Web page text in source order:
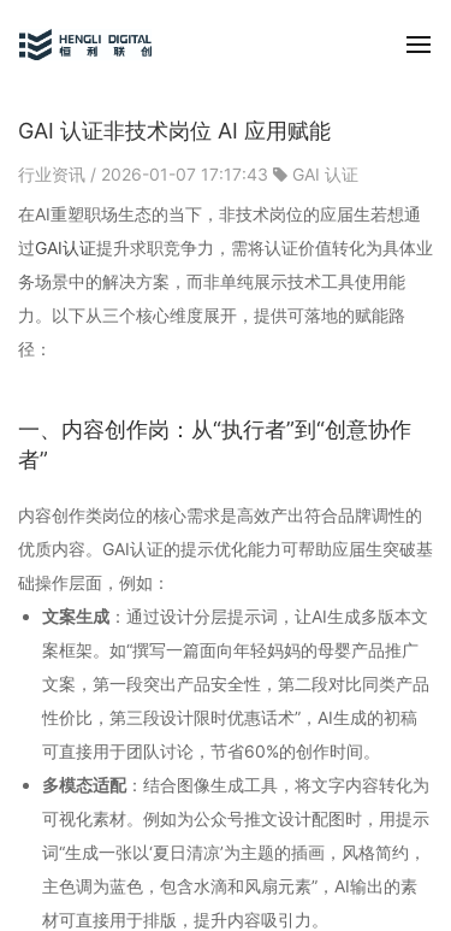
GAI 认证非技术岗位 AI 应用赋能
行业资讯 / 2026-01-07 17:17:43
GAI 认证
在AI重塑职场生态的当下，非技术岗位的应届生若想通
过GAI认证提升求职竞争力，需将认证价值转化为具体业
务场景中的解决方案，而非单纯展示技术工具使用能
力。以下从三个核心维度展开，提供可落地的赋能路
径：
一、内容创作岗：从“执行者”到“创意协作
者”
内容创作类岗位的核心需求是高效产出符合品牌调性的
优质内容。GAI认证的提示优化能力可帮助应届生突破基
础操作层面，例如：
文案生成 ：通过设计分层提示词，让AI生成多版本文
案框架。如“撰写一篇面向年轻妈妈的母婴产品推广
文案，第一段突出产品安全性，第二段对比同类产品
性价比，第三段设计限时优惠话术”，AI生成的初稿
可直接用于团队讨论，节省60%的创作时间。
多模态适配：结合图像生成工具，将文字内容转化为
可视化素材。例如为公众号推文设计配图时，用提示
词“生成一张以‘夏日清凉’为主题的插画，风格简约，
主色调为蓝色，包含水滴和风扇元素”，AI输出的素
材可直接用于排版，提升内容吸引力。